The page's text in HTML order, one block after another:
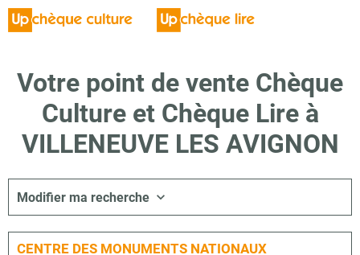
Votre point de vente Chèque
Culture et Chèque Lire à
VILLENEUVE LES AVIGNON
Modifier ma recherche
CENTRE DES MONUMENTS NATIONAUX